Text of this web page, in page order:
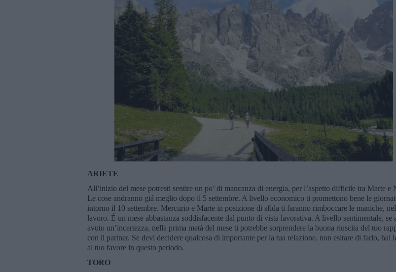
ARIETE
All’inizio del mese potresti sentire un po’ di mancanza di energia, per l’aspetto difficile tra Marte e
Le cose andranno giá meglio dopo il 5 settembre. A livello economico ti promettono bene le
intorno il 10 settembre. Mercurio e Marte in posizione di sfida ti faranno rimboccare le maniche,
lavoro. É un mese abbastanza soddisfacente dal punto di vista lavorativa. A livello sentimentale, se
avuto un’incertezza, nella prima metá del mese ti potrebbe sorprendere la buona riuscita del tuo
con il partner. Se devi decidere qualcosa di importante per la tua relazione, non esitare di farlo, hai
al tuo favore in questo periodo.
TORO